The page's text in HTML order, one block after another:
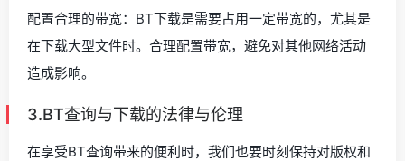
配置合理的带宽：BT下载是需要占用一定带宽的，尤其是
在下载大型文件时。合理配置带宽，避免对其他网络活动
造成影响。
3.BT查询与下载的法律与伦理
在享受BT查询带来的便利时，我们也要时刻保持对版权和